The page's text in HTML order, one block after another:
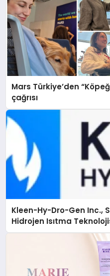
Mars Türkiye’den
çağrısı
Kleen-Hy-Dro-Gen Inc.,
Hidrojen Isıtma
Düzenleyici Onaylarını